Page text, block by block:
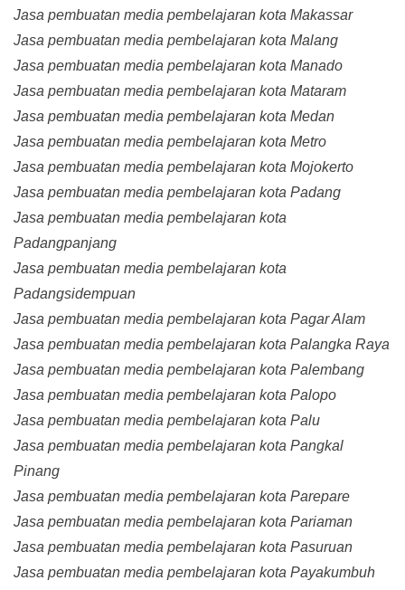
Jasa pembuatan media pembelajaran kota Makassar
Jasa pembuatan media pembelajaran kota Malang
Jasa pembuatan media pembelajaran kota Manado
Jasa pembuatan media pembelajaran kota Mataram
Jasa pembuatan media pembelajaran kota Medan
Jasa pembuatan media pembelajaran kota Metro
Jasa pembuatan media pembelajaran kota Mojokerto
Jasa pembuatan media pembelajaran kota Padang
Jasa pembuatan media pembelajaran kota
Padangpanjang
Jasa pembuatan media pembelajaran kota
Padangsidempuan
Jasa pembuatan media pembelajaran kota Pagar Alam
Jasa pembuatan media pembelajaran kota Palangka Raya
Jasa pembuatan media pembelajaran kota Palembang
Jasa pembuatan media pembelajaran kota Palopo
Jasa pembuatan media pembelajaran kota Palu
Jasa pembuatan media pembelajaran kota Pangkal
Pinang
Jasa pembuatan media pembelajaran kota Parepare
Jasa pembuatan media pembelajaran kota Pariaman
Jasa pembuatan media pembelajaran kota Pasuruan
Jasa pembuatan media pembelajaran kota Payakumbuh